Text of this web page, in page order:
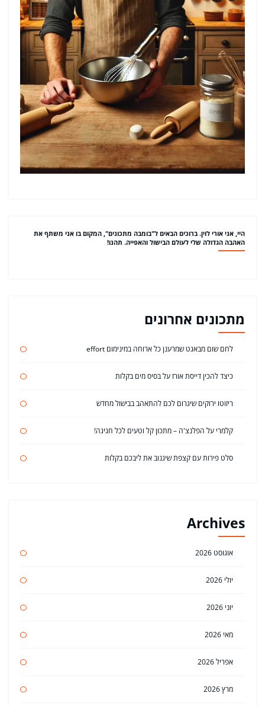
היי, אני אורי לוין. ברוכים הבאים ל"בומבה מתכונים", המקום בו אני משתף את
האהבה הגדולה שלי לעולם הבישול והאפייה. תהנו!
מתכונים אחרונים
לחם שום מבאגט שמרענן כל ארוחה במינימום effort
כיצד להכין דייסת אורז על בסיס מים בקלות
ריזוטו ירוקים שיגרום לכם להתאהב בבישול מחדש
קלמרי על הפלנצ'ה – מתכון קל וטעים לכל חגיגה!
סלט פירות עם קצפת שיגנוב את ליבכם בקלות
Archives
אוגוסט 2026
יולי 2026
יוני 2026
מאי 2026
אפריל 2026
מרץ 2026